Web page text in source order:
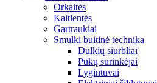
Orkaitės
Kaitlentės
Gartraukiai
Smulki buitinė technika
Dulkių siurbliai
Pūkų surinkėjai
Lygintuvai